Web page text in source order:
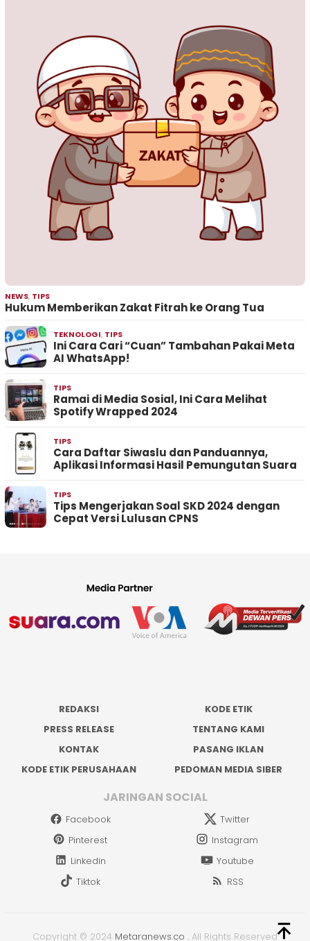
NEWS, TIPS
Hukum Memberikan Zakat Fitrah ke Orang Tua
TEKNOLOGI, TIPS
Ini Cara Cari “Cuan” Tambahan Pakai Meta
AI WhatsApp!
TIPS
Ramai di Media Sosial, Ini Cara Melihat
Spotify Wrapped 2024
TIPS
Cara Daftar Siwaslu dan Panduannya,
Aplikasi Informasi Hasil Pemungutan Suara
TIPS
Tips Mengerjakan Soal SKD 2024 dengan
Cepat Versi Lulusan CPNS
REDAKSI
KODE ETIK
PRESS RELEASE
TENTANG KAMI
KONTAK
PASANG IKLAN
KODE ETIK PERUSAHAAN
PEDOMAN MEDIA SIBER
JARINGAN SOCIAL
Facebook
Twitter
Pinterest
Instagram
Linkedin
Youtube
Tiktok
RSS
Copyright © 2024 Metaranews.co . All Rights Reserved